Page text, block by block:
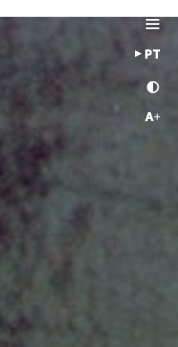
PT
A+